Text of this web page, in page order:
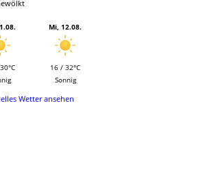
Mi, 12.08.
16 / 32°C
Sonnig
Wetter ansehen